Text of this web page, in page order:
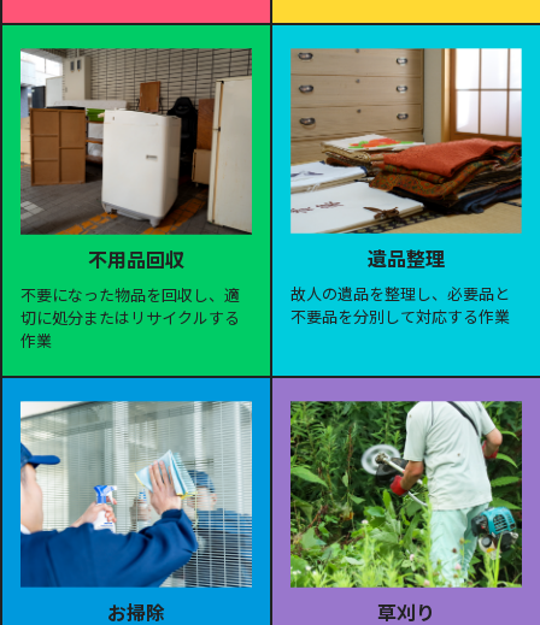
不用品回収
不要になった物品を回収し、適
切に処分またはリサイクルする
作業
遺品整理
故人の遺品を整理し、必要品と
不要品を分別して対応する作業
お掃除 草刈り